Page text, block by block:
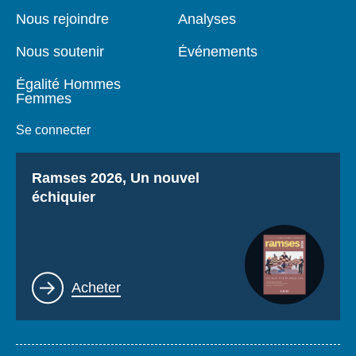
Nous rejoindre
Nous soutenir
Égalité Hommes
Femmes
Se connecter
Analyses
Événements
Titre
Ramses 2026, Un nouvel
échiquier
Lien
Acheter